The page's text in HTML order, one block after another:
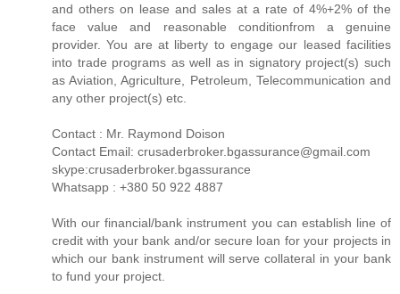
and others on lease and sales at a rate of 4%+2% of the
face value and reasonable conditionfrom a genuine
provider. You are at liberty to engage our leased facilities
into trade programs as well as in signatory project(s) such
as Aviation, Agriculture, Petroleum, Telecommunication and
any other project(s) etc.
Contact : Mr. Raymond Doison
Contact Email: crusaderbroker.bgassurance@gmail.com
skype:crusaderbroker.bgassurance
Whatsapp : +380 50 922 4887
With our financial/bank instrument you can establish line of
credit with your bank and/or secure loan for your projects in
which our bank instrument will serve collateral in your bank
to fund your project.